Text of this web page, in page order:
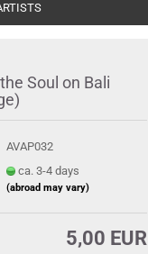
Soul on Bali
AVAP032
ca. 3-4 days
(abroad may vary)
5,00 EUR